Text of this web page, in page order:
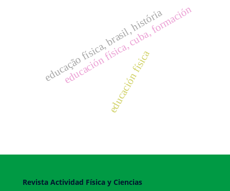
educación física
educación física, cuba, formación
educação física, brasil, história
Revista Actividad Física y Ciencias